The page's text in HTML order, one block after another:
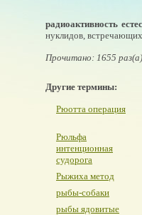
радиоактивность
нуклидов,
Прочитано: 1655 раз(а)
Другие термины:
Рюотта операция
Рюльфа
интенционная
судорога
Рыжиха метод
рыбы-собаки
рыбы ядовитые